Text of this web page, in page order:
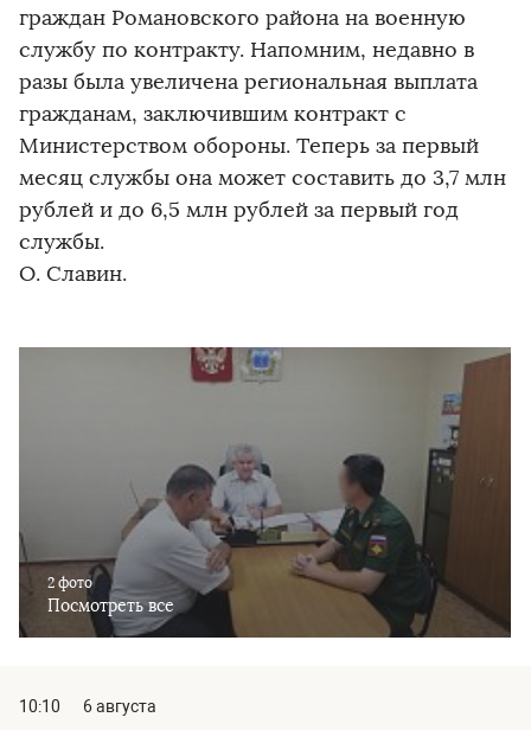
граждан Романовского района на военную
службу по контракту. Напомним, недавно в
разы была увеличена региональная выплата
гражданам, заключившим контракт с
Министерством обороны. Теперь за первый
месяц службы она может составить до 3,7 млн
рублей и до 6,5 млн рублей за первый год
службы.
О. Славин.
2 фото
Посмотреть все
10:10
6 августа